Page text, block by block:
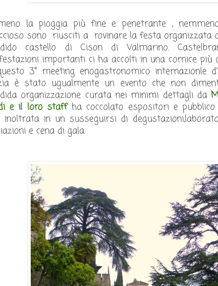
la pioggia più fine e penetrante ,
sono riusciti a rovinare la festa organizzata
castello di Cison di Valmarino.
importanti ci ha accolti in una cornice più
3° meeting enogastronomico internazionle
è stato ugualmente un evento che non
organizzazione curata nei minimi dettagli da
e il loro staffha coccolato espositori e
inoltrata in un susseguirsi di
e cena di gala.